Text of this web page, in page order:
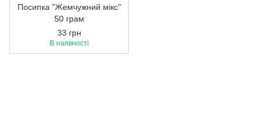
Посипка "Жемчужний мікс"
50 грам
33 грн
В наявності